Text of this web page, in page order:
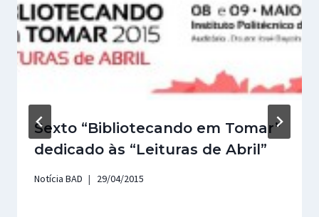
Sexto “Bibliotecando em Tomar”
dedicado às “Leituras de Abril”
Notícia BAD 29/04/2015